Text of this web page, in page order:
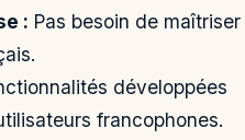
: Pas besoin de maîtriser
développées
francophones.